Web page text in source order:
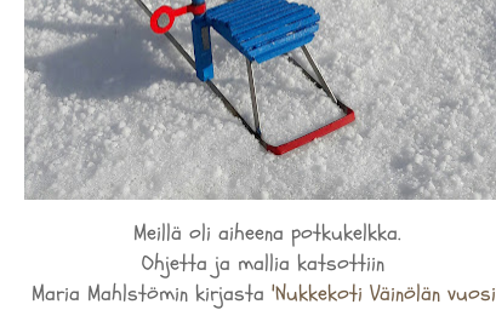
Meillä oli aiheena potkukelkka.
Ohjetta ja mallia katsottiin
Maria Mahlstömin kirjasta 'Nukkekoti Väinölän